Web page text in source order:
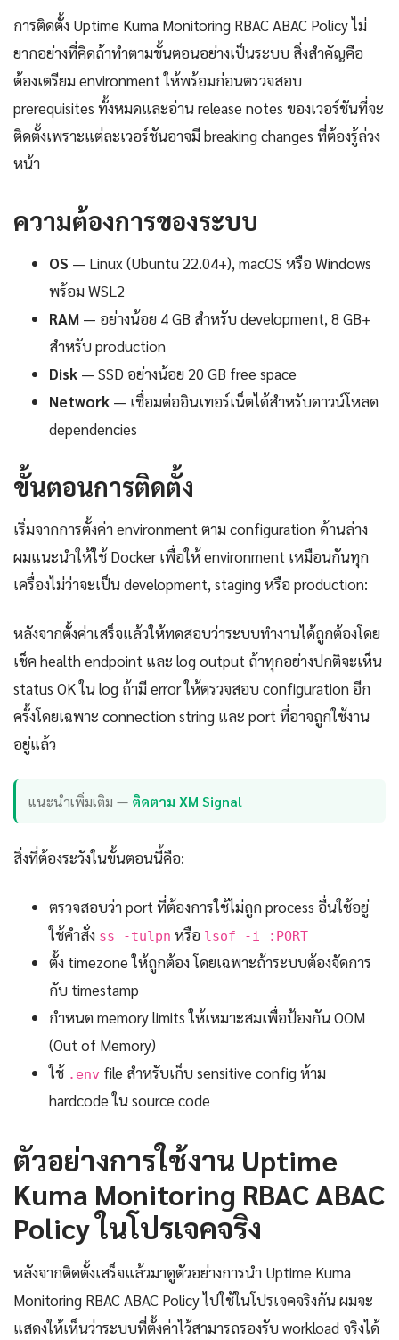
การติดตั้ง Uptime Kuma Monitoring RBAC ABAC Policy ไม่
ยากอย่างที่คิดถ้าทำตามขั้นตอนอย่างเป็นระบบ สิ่งสำคัญคือ
ต้องเตรียม environment ให้พร้อมก่อนตรวจสอบ
prerequisites ทั้งหมดและอ่าน release notes ของเวอร์ชันที่จะ
ติดตั้งเพราะแต่ละเวอร์ชันอาจมี breaking changes ที่ต้องรู้ล่วง
หน้า
ความต้องการของระบบ
OS — Linux (Ubuntu 22.04+), macOS หรือ Windows
พร้อม WSL2
RAM — อย่างน้อย 4 GB สำหรับ development, 8 GB+
สำหรับ production
Disk — SSD อย่างน้อย 20 GB free space
Network — เชื่อมต่ออินเทอร์เน็ตได้สำหรับดาวน์โหลด
dependencies
ขั้นตอนการติดตั้ง
เริ่มจากการตั้งค่า environment ตาม configuration ด้านล่าง
ผมแนะนำให้ใช้ Docker เพื่อให้ environment เหมือนกันทุก
เครื่องไม่ว่าจะเป็น development, staging หรือ production:
หลังจากตั้งค่าเสร็จแล้วให้ทดสอบว่าระบบทำงานได้ถูกต้องโดย
เช็ค health endpoint และ log output ถ้าทุกอย่างปกติจะเห็น
status OK ใน log ถ้ามี error ให้ตรวจสอบ configuration อีก
ครั้งโดยเฉพาะ connection string และ port ที่อาจถูกใช้งาน
อยู่แล้ว
แนะนำเพิ่มเติม — ติดตาม XM Signal
สิ่งที่ต้องระวังในขั้นตอนนี้คือ:
ตรวจสอบว่า port ที่ต้องการใช้ไม่ถูก process อื่นใช้อยู่
ใช้คำสั่ง ss -tulpn หรือ lsof -i :PORT
ตั้ง timezone ให้ถูกต้อง โดยเฉพาะถ้าระบบต้องจัดการ
กับ timestamp
กำหนด memory limits ให้เหมาะสมเพื่อป้องกัน OOM
(Out of Memory)
ใช้ .env file สำหรับเก็บ sensitive config ห้าม
hardcode ใน source code
ตัวอย่างการใช้งาน Uptime
Kuma Monitoring RBAC ABAC
Policy ในโปรเจคจริง
หลังจากติดตั้งเสร็จแล้วมาดูตัวอย่างการนำ Uptime Kuma
Monitoring RBAC ABAC Policy ไปใช้ในโปรเจคจริงกัน ผมจะ
แสดงให้เห็นว่าระบบที่ตั้งค่าไว้สามารถรองรับ workload จริงได้